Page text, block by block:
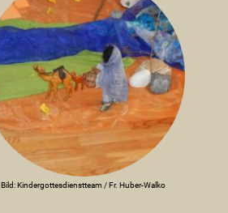
Bild: Kindergottesdienstteam / Fr. Huber-Walko